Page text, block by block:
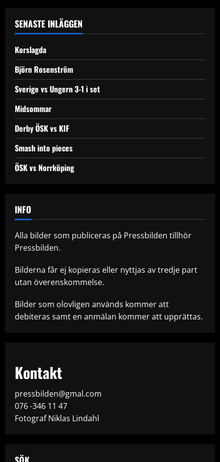
SENASTE INLÄGGEN
Korslagda
Björn Rosenström
Sverige vs Ungern 3-1 i set
Midsommar
Derby ÖSK vs KIF
Smash into pieces
ÖSK vs Norrköping
INFO
Alla bilder som publiceras på Pressbilden tillhör
Pressbilden.
Bilderna får ej kopieras eller nyttjas av tredje part
utan överenskommelse.
Bilder som olovligen används kommer att
debiteras samt en anmälan kommer att upprättas.
Kontakt
pressbilden@gmal.com
076 -346 11 47
Fotograf Niklas Lindahl